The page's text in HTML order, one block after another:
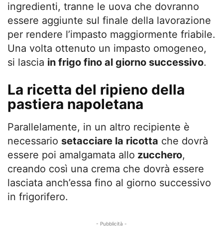
ingredienti, tranne le uova che dovranno
essere aggiunte sul finale della lavorazione
per rendere l’impasto maggiormente friabile.
Una volta ottenuto un impasto omogeneo,
si lascia in frigo fino al giorno successivo.
La ricetta del ripieno della
pastiera napoletana
Parallelamente, in un altro recipiente è
necessario setacciare la ricotta che dovrà
essere poi amalgamata allo zucchero,
creando così una crema che dovrà essere
lasciata anch’essa fino al giorno successivo
in frigorifero.
- Pubblicità -